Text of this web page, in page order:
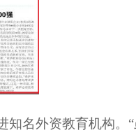
知名外资教育机构。